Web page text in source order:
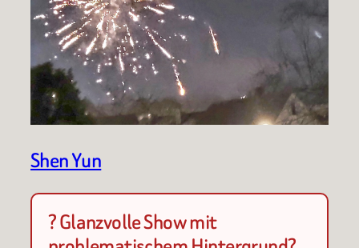
Shen Yun
? Glanzvolle Show mit